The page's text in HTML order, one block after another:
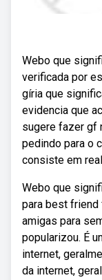
Webo que
verificada por
gíria que
evidencia que
sugere fazer gf
pedindo para o
consiste em
Webo que
para best friend
amigas para
popularizou. É
internet,
da internet,